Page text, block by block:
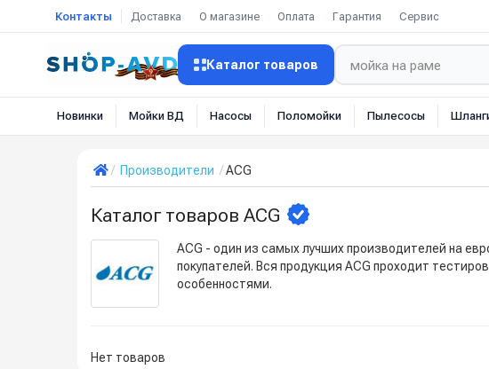
Контакты Доставка О магазине Оплата Гарантия Сервис
Каталог товаров
Новинки Мойки ВД Насосы Поломойки Пылесосы
Производители ACG
Каталог товаров ACG
ACG - один из самых лучших производителей на
покупателей. Вся продукция ACG проходит
особенностями.
Нет товаров